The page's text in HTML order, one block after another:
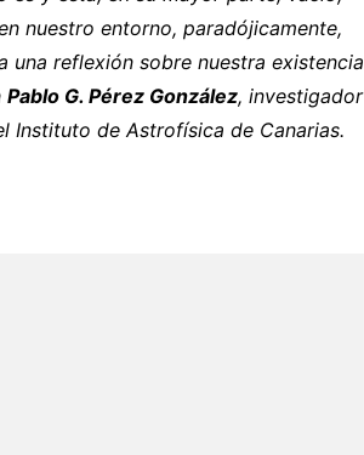
nuestro entorno, paradójicamente,
reflexión sobre nuestra existencia
Pablo G. Pérez González, investigador
Instituto de Astrofísica de Canarias.